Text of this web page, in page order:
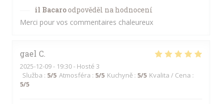
il Bacaroodpověděl na hodnocení
Merci pour vos commentaires chaleureux
gael C
2025-12-09- 19:30 - Hosté 3
Služba : 5/5 Atmosféra : 5/5 Kuchyně : 5/5 Kvalita / Cena :
5/5